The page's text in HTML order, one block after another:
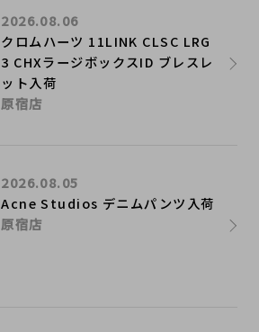
クロムハーツ 11LINK CLSC LRG
3 CHXラージボックスID ブレスレ
ット入荷
2026.08.06
原宿店
Acne Studios デニムパンツ入荷
2026.08.05
原宿店